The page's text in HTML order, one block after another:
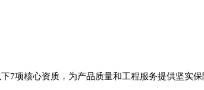
7项核心资质，为产品质量和工程服务提供坚实保